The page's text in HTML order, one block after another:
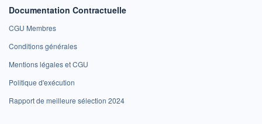
Documentation Contractuelle
CGU Membres
Conditions générales
Mentions légales et CGU
Politique d'exécution
Rapport de meilleure sélection 2024